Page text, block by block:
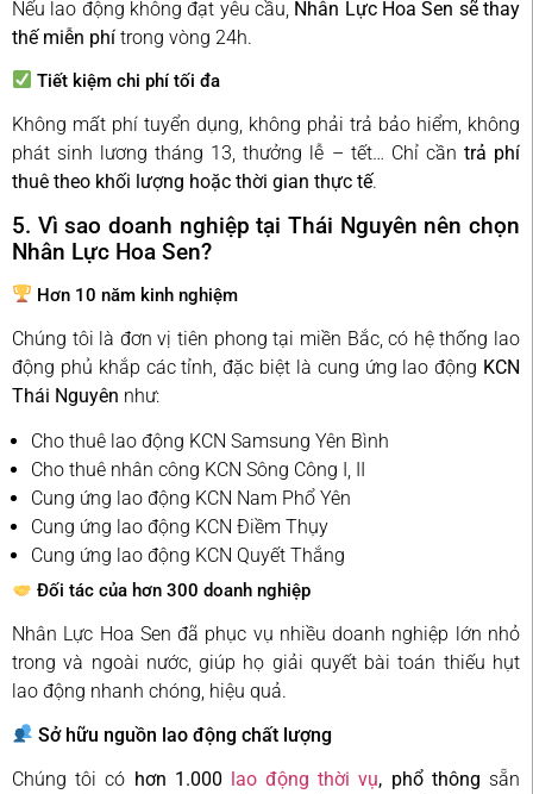
Nếu lao động không đạt yêu cầu, Nhân Lực Hoa Sen sẽ thay
thế miễn phí trong vòng 24h.
Tiết kiệm chi phí tối đa
Không mất phí tuyển dụng, không phải trả bảo hiểm, không
phát sinh lương tháng 13, thưởng lễ – tết… Chỉ cần trả phí
thuê theo khối lượng hoặc thời gian thực tế.
5. Vì sao doanh nghiệp tại Thái Nguyên nên chọn
Nhân Lực Hoa Sen?
Hơn 10 năm kinh nghiệm
Chúng tôi là đơn vị tiên phong tại miền Bắc, có hệ thống lao
động phủ khắp các tỉnh, đặc biệt là cung ứng lao động KCN
Thái Nguyên như:
Cho thuê lao động KCN Samsung Yên Bình
Cho thuê nhân công KCN Sông Công I, II
Cung ứng lao động KCN Nam Phổ Yên
Cung ứng lao động KCN Điềm Thụy
Cung ứng lao động KCN Quyết Thắng
Đối tác của hơn 300 doanh nghiệp
Nhân Lực Hoa Sen đã phục vụ nhiều doanh nghiệp lớn nhỏ
trong và ngoài nước, giúp họ giải quyết bài toán thiếu hụt
lao động nhanh chóng, hiệu quả.
Sở hữu nguồn lao động chất lượng
Chúng tôi có hơn 1.000 lao động thời vụ, phổ thông sẵn